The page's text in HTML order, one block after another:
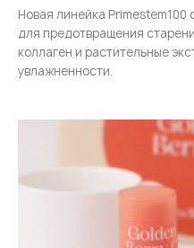
Новая линейка
для предотвращения
коллаген и растительные
увлажненности.